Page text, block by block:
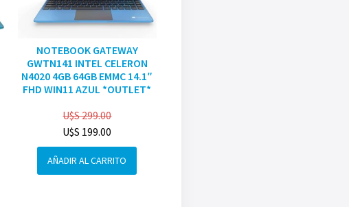
NOTEBOOK GATEWAY
GWTN141 INTEL CELERON
N4020 4GB 64GB EMMC 14.1″
FHD WIN11 AZUL *OUTLET*
U$S299.00
U$S 199.00
AÑADIR AL CARRITO